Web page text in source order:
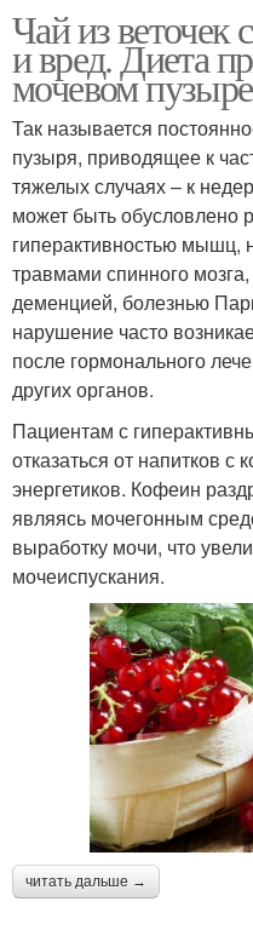
Чай из веточек
и вред. Диета
мочевом пузыре
Так называется
пузыря, приводящее к
тяжелых случаях – к
может быть обусловлено
гиперактивностью мышц,
травмами спинного
деменцией, болезнью
нарушение часто
после гормонального
других органов.
Пациентам с
отказаться от напитков
энергетиков. Кофеин
являясь мочегонным
выработку мочи, что
мочеиспускания.
читать дальше →